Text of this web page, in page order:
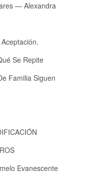
— Alexandra
Se Repite
Familia Siguen
Evanescente